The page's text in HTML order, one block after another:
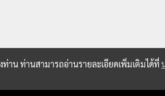
าน ท่านสามารถอ่านรายละเอียดเพิ่มเติมได้ที่